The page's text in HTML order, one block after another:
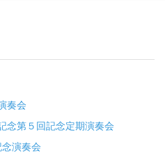
奏会
念第５回記念定期演奏会
演奏会